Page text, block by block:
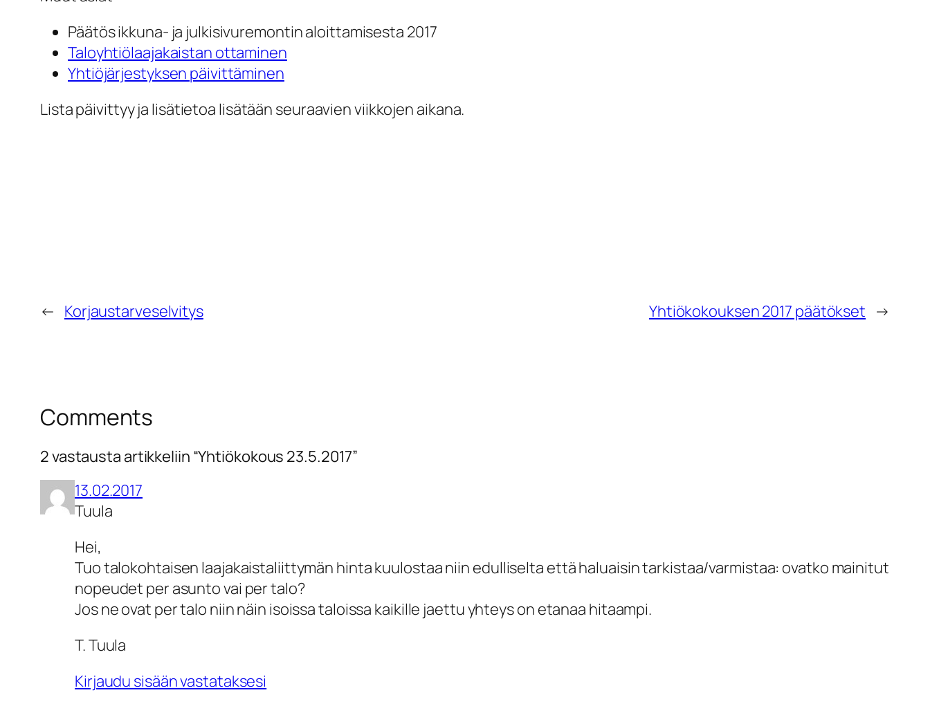
Päätös ikkuna- ja julkisivuremontin aloittamisesta 2017
Taloyhtiölaajakaistan ottaminen
Yhtiöjärjestyksen päivittäminen
Lista päivittyy ja lisätietoa lisätään seuraavien viikkojen aikana.
← Korjaustarveselvitys Yhtiökokouksen 2017 päätökset →
Comments
2 vastausta artikkeliin “Yhtiökokous 23.5.2017”
13.02.2017
Tuula
Hei,
Tuo talokohtaisen laajakaistaliittymän hinta kuulostaa niin edulliselta että haluaisin tarkistaa/varmistaa: ovatko mainitut
nopeudet per asunto vai per talo?
Jos ne ovat per talo niin näin isoissa taloissa kaikille jaettu yhteys on etanaa hitaampi.
T. Tuula
Kirjaudu sisään vastataksesi